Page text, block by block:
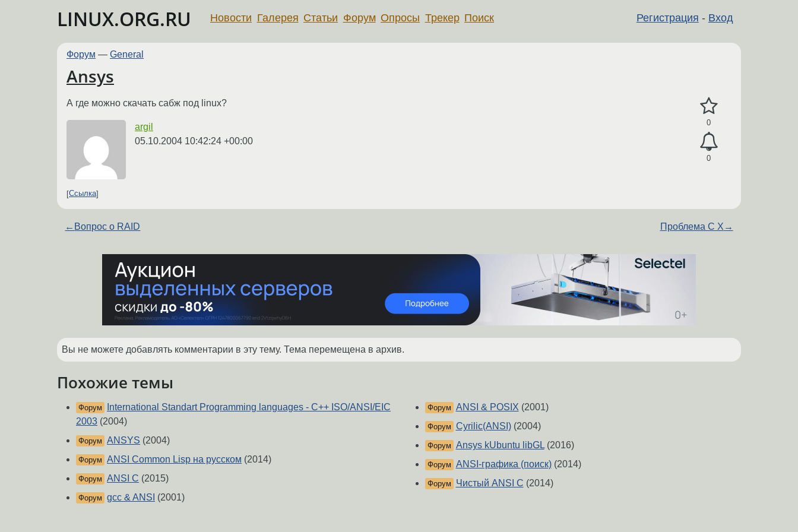
LINUX.ORG.RU Регистрация - Вход
Новости Галерея Статьи Форум Опросы Трекер Поиск
Форум — General
Ansys
0
0
А где можно скачать сабж под linux?
argil
05.10.2004 10:42:24 +00:00
Ссылка
← Вопрос о RAID Проблема С X →
Вы не можете добавлять комментарии в эту тему. Тема перемещена в архив.
Похожие темы
Форум
International Standart Programming languages - C++ ISO/ANSI/EIC
2003 (2004)
Форум ANSYS (2004)
Форум ANSI Common Lisp на русском (2014)
Форум ANSI C (2015)
Форум gcc & ANSI (2001)
Форум ANSI & POSIX (2001)
Форум Cyrilic(ANSI)(2004)
Форум Ansys kUbuntu libGL(2016)
Форум ANSI-графика (поиск)(2014)
Форум Чистый ANSI C (2014)